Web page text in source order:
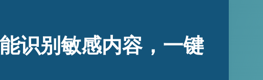
识别敏感内容，一键